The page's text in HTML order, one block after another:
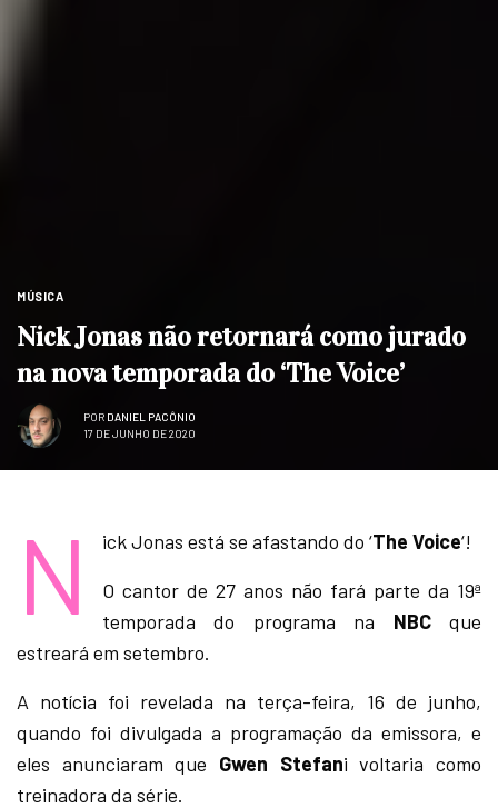
MÚSICA
Nick Jonas não retornará como jurado
na nova temporada do ‘The Voice’
POR DANIEL PACÔNIO
17 DE JUNHO DE 2020
N ick Jonas está se afastando do ‘The Voice‘!
O cantor de 27 anos não fará parte da 19ª
temporada do programa na NBCque
estreará em setembro.
A notícia foi revelada na terça-feira, 16 de junho,
quando foi divulgada a programação da emissora, e
eles anunciaram que Gwen Stefani voltaria como
treinadora da série.